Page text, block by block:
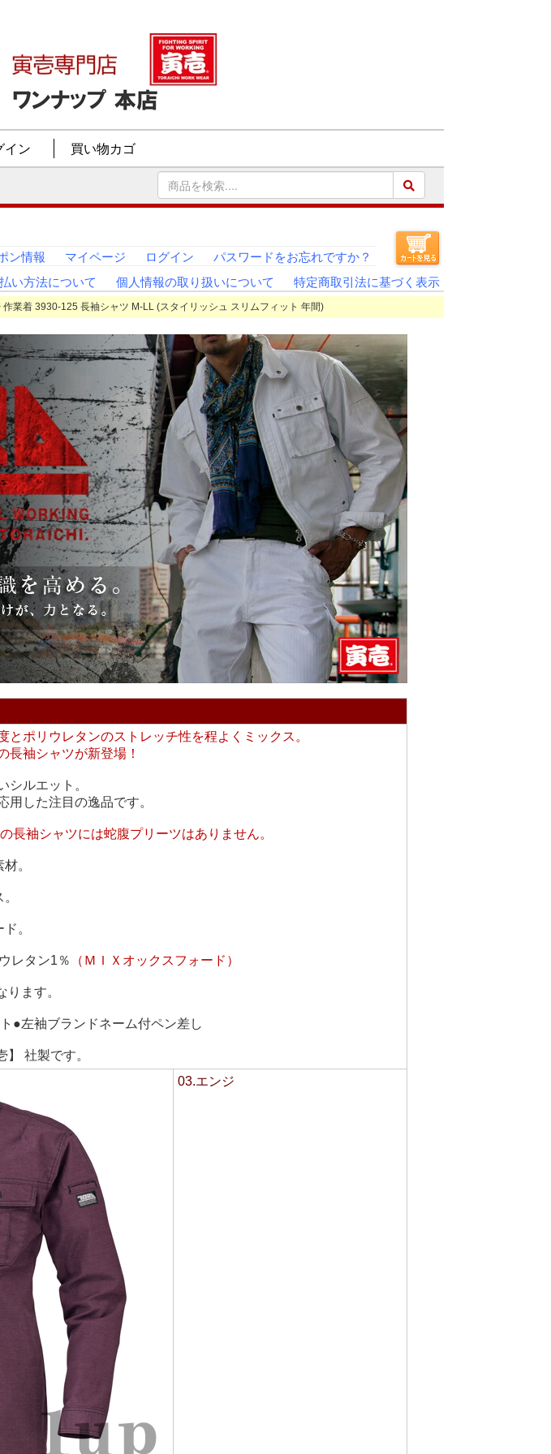
ン情報
マイページ ログイン
パスワードをお忘れですか？
い方法について
個人情報の取り扱いについて 特定商取引法に基づく表示
作業着 3930-125 長袖シャツ M-LL (スタイリッシュ スリムフィット 年間)
ポリウレタンのストレッチ性を程よくミックス。
長袖シャツが新登場！
シルエット。
した注目の逸品です。
袖シャツには蛇腹プリーツはありません。
。
。
レタン1％ （ＭＩＸオックスフォード）
ます。
●左袖ブランドネーム付ペン差し
社製です。
03.エンジ